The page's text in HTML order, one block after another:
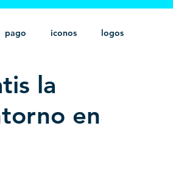
pago iconos logos
psd heráldica
la
en